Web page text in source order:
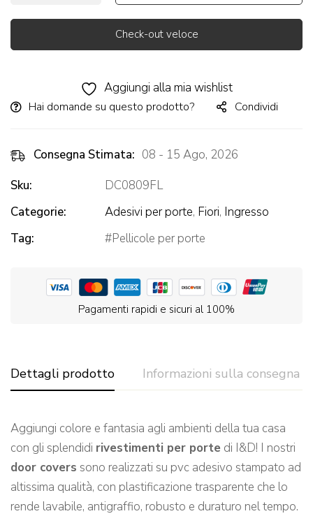
Check-out veloce
Aggiungi alla mia wishlist
Hai domande su questo prodotto? Condividi
Consegna Stimata: 08 - 15 Ago, 2026
Sku:
DC0809FL
Categorie:
Adesivi per porte, Fiori, Ingresso
Tag:
Pellicole per porte
Pagamenti rapidi e sicuri al 100%
Dettagli prodotto Informazioni sulla consegna
Aggiungi colore e fantasia agli ambienti della tua casa
con gli splendidi rivestimenti per porte di I&D! I nostri
door covers sono realizzati su pvc adesivo stampato ad
altissima qualità, con plastificazione trasparente che lo
rende lavabile, antigraffio, robusto e duraturo nel tempo.